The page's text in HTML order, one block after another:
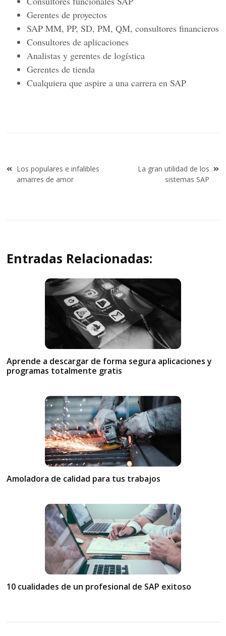
Gerentes de proyectos
SAP MM, PP, SD, PM, QM, consultores financieros
Consultores de aplicaciones
Analistas y gerentes de logística
Gerentes de tienda
Cualquiera que aspire a una carrera en SAP
Navegación
de
Los populares e infalibles
amarres de amor
La gran utilidad de los
sistemas SAP
Entradas Relacionadas:
Aprende a descargar de forma segura aplicaciones y
programas totalmente gratis
Amoladora de calidad para tus trabajos
10 cualidades de un profesional de SAP exitoso